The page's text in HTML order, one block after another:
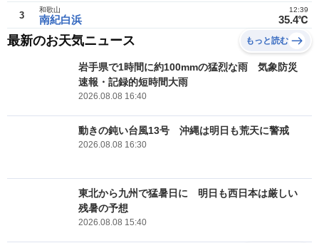
3 南紀白浜
和歌山
35.4℃
12:39
最新のお天気ニュース もっと読む
岩手県で1時間に約100mmの猛烈な雨 気象防災
速報・記録的短時間大雨
2026.08.08 16:40
動きの鈍い台風13号 沖縄は明日も荒天に警戒
2026.08.08 16:30
東北から九州で猛暑日に 明日も西日本は厳しい
残暑の予想
2026.08.08 15:40